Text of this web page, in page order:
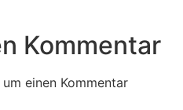
Kommentar
um einen Kommentar